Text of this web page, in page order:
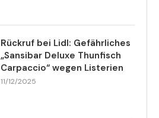
Rückruf bei Lidl: Gefährliches
„Sansibar Deluxe Thunfisch
Carpaccio“ wegen Listerien
11/12/2025